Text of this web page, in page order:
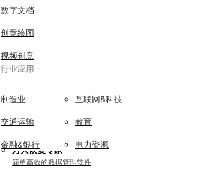
AI赋能，你也是剪辑大师
万兴天幕
Wondershare SelfyzAI
实用工具
实用工具
万兴恢复专家
简单高效的数据管理软件
数字文档
创意绘图
视频创意
行业应用
制造业
交通运输
金融&银行
互联网&科技
教育
电力资源